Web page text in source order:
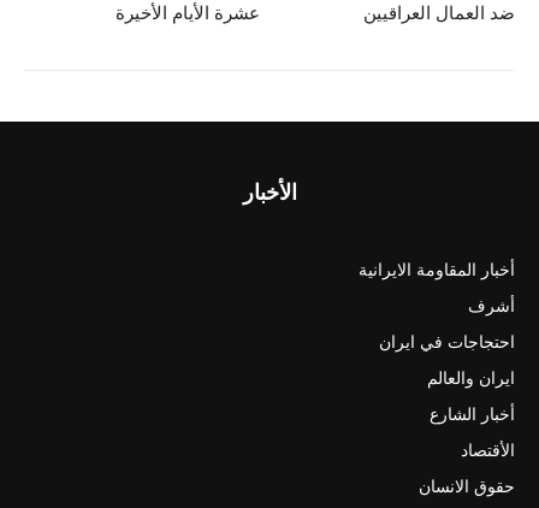
عشرة الأيام الأخيرة
ضد العمال العراقيين
الأخبار
أخبار المقاومة الايرانية
أشرف
احتجاجات في ايران
ايران والعالم
أخبار الشارع
الأقتصاد
حقوق الانسان